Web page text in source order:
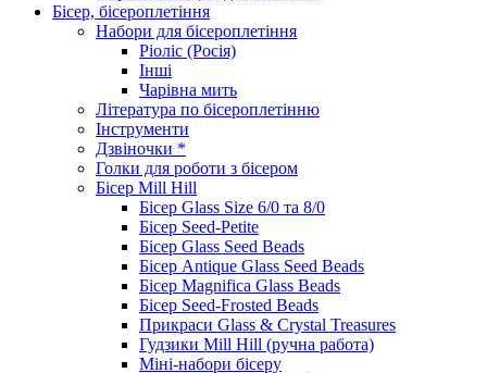
Бісер, бісероплетіння
Набори для бісероплетіння
Ріоліс (Росія)
Інші
Чарівна мить
Література по бісероплетінню
Інструменти
Дзвіночки *
Голки для роботи з бісером
Бісер Mill Hill
Бісер Glass Size 6/0 та 8/0
Бісер Seed-Petite
Бісер Glass Seed Beads
Бісер Antique Glass Seed Beads
Бісер Magnifica Glass Beads
Бісер Seed-Frosted Beads
Прикраси Glass & Crystal Treasures
Гудзики Mill Hill (ручна работа)
Міні-набори бісеру